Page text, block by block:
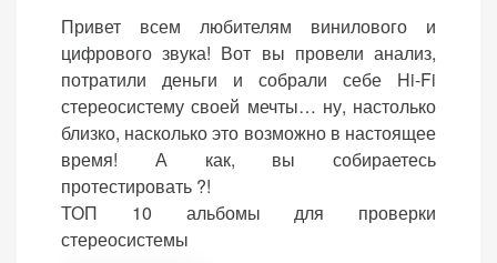
t
e
d
o
Привет всем любителям винилового и
цифрового звука! Вот вы провели анализ,
потратили деньги и собрали себе Hi-Fi
стереосистему своей мечты… ну, настолько
близко, насколько это возможно в настоящее
время! А как, вы собираетесь
протестировать ?!
ТОП 10 альбомы для проверки
стереосистемы
«Принять
все»
«Настройки
cookie»
Обязательные
(технические)
Необходимы для
работы сайта.
Сохраняют